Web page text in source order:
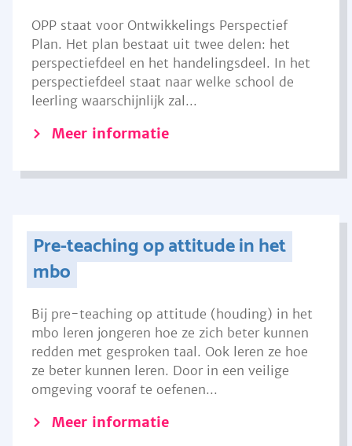
OPP staat voor Ontwikkelings Perspectief
Plan. Het plan bestaat uit twee delen: het
perspectiefdeel en het handelingsdeel. In het
perspectiefdeel staat naar welke school de
leerling waarschijnlijk zal...
Meer informatie
Pre-teaching op attitude in het
mbo
Bij pre-teaching op attitude (houding) in het
mbo leren jongeren hoe ze zich beter kunnen
redden met gesproken taal. Ook leren ze hoe
ze beter kunnen leren. Door in een veilige
omgeving vooraf te oefenen...
Meer informatie